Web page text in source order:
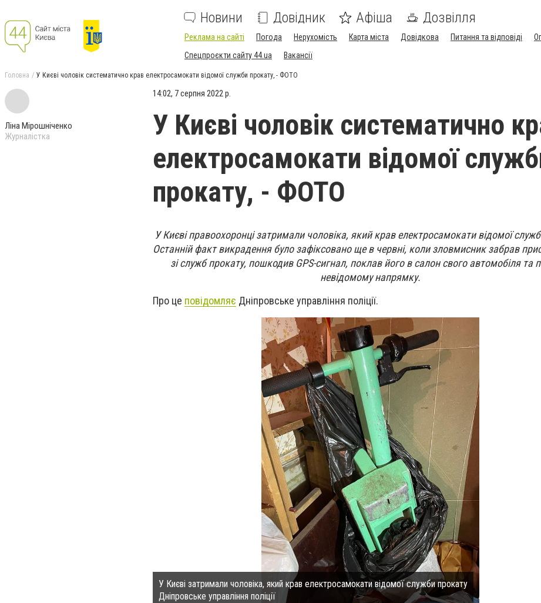
Новини Довідник Афіша Дозвілля
Реклама на сайті Погода Нерухомість Карта міста Довідкова Питання та відповіді
Спецпроєкти сайту 44.ua
Вакансії
Головна У Києві чоловік систематично крав електросамокати відомої служби прокату, - ФОТО
Ліна Мірошніченко
Журналістка
14:02, 7 серпня 2022 р.
У Києві чоловік систематично
електросамокати відомої
прокату, - ФОТО
У Києві правоохоронці затримали чоловіка, який крав електросамокати відомої
Останній факт викрадення було зафіксовано ще в червні, коли зловмисник забрав
зі служб прокату, пошкодив GPS-сигнал, поклав його в салон свого автомобіля та
невідомому напрямку.
Про це повідомляє Дніпровське управління поліції.
У Києві затримали чоловіка, який крав електросамокати відомої служби прокату
Дніпровське управління поліції